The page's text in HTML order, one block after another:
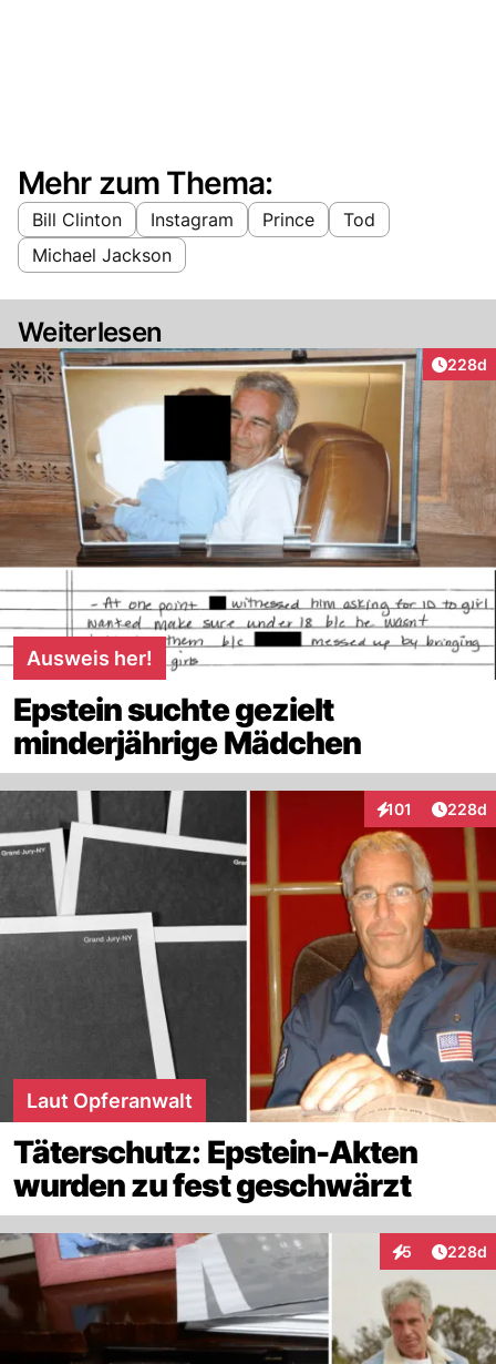
Mehr zum Thema:
Bill Clinton Instagram Prince
Tod
Michael Jackson
Weiterlesen
228d
Ausweis her!
Epstein suchte gezielt
minderjährige Mädchen
101
Interaktionen228d
Laut Opferanwalt
Täterschutz: Epstein-Akten
wurden zu fest geschwärzt
5
Interaktionen
228d